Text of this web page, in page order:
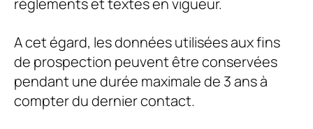
règlements et textes en vigueur.
A cet égard, les données utilisées aux fins
de prospection peuvent être conservées
pendant une durée maximale de 3 ans à
compter du dernier contact.